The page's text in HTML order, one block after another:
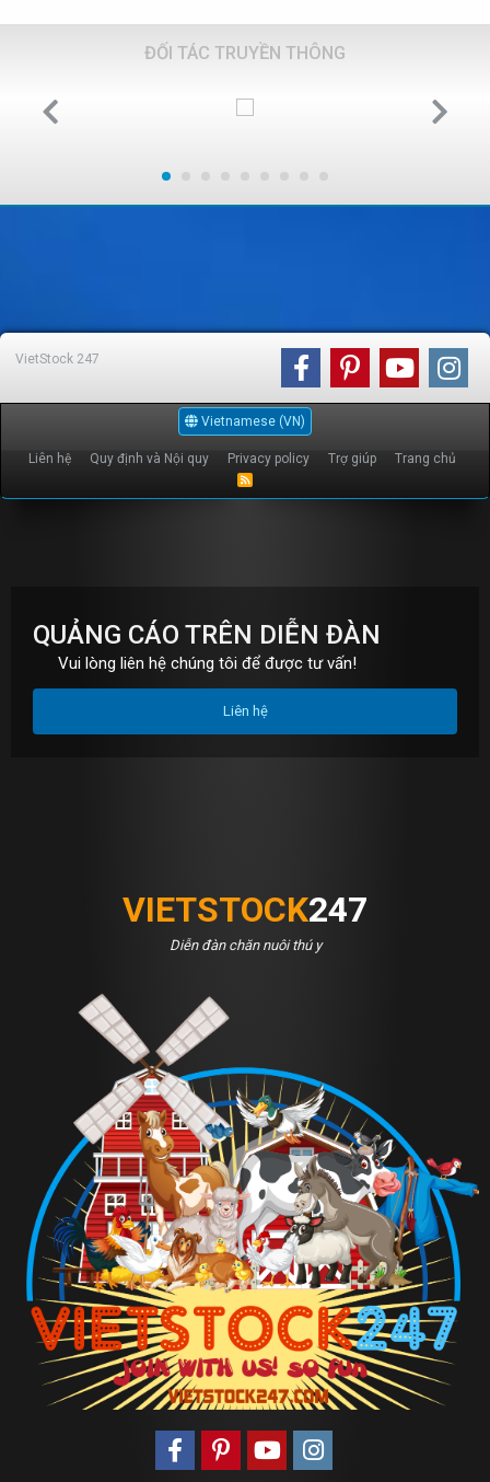
ĐỐI TÁC TRUYỀN THÔNG
VietStock 247
Vietnamese (VN)
Liên hệ Quy định và Nội quy Privacy policy Trợ giúp Trang chủ
R
QUẢNG CÁO TRÊN DIỄN ĐÀN
Vui lòng liên hệ chúng tôi để được tư vấn!
Liên hệ
VIETSTOCK247
Diễn đàn chăn nuôi thú y